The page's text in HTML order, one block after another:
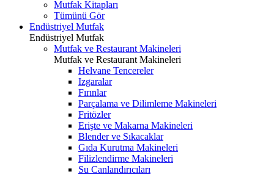
Mutfak Kitapları
Tümünü Gör
Endüstriyel Mutfak
Endüstriyel Mutfak
Mutfak ve Restaurant Makineleri
Mutfak ve Restaurant Makineleri
Helvane Tencereler
Izgaralar
Fırınlar
Parçalama ve Dilimleme Makineleri
Fritözler
Erişte ve Makarna Makineleri
Blender ve Sıkacaklar
Gıda Kurutma Makineleri
Filizlendirme Makineleri
Su Canlandırıcıları